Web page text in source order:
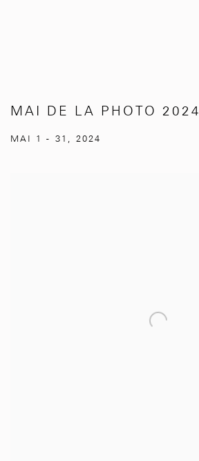
MAI DE LA PHOTO 2024
MAI 1 - 31, 2024